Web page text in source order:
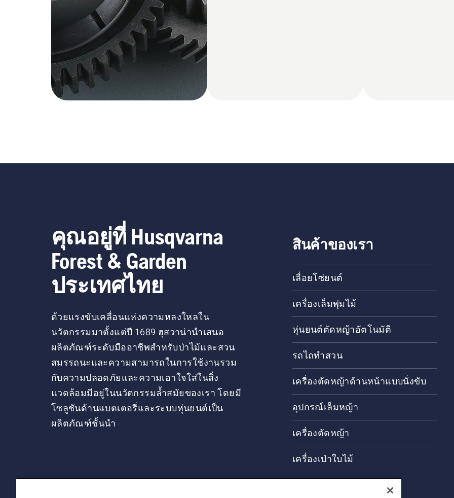
คุณอยู่ที่ Husqvarna
Forest & Garden
ประเทศไทย
ด้วยแรงขับเคลื่อนแห่งความหลงใหลใน
นวัตกรรมมาตั้งแต่ปี 1689 ฮุสวาน่านำเสนอ
ผลิตภัณฑ์ระดับมืออาชีพสำหรับป่าไม้และสวน
สมรรถนะและความสามารถในการใช้งานรวม
กับความปลอดภัยและความเอาใจใส่ในสิ่ง
แวดล้อมมีอยู่ในนวัตกรรมล้ำสมัยของเรา โดยมี
โซลูชันด้านแบตเตอรี่และระบบหุ่นยนต์เป็น
ผลิตภัณฑ์ชั้นนำ
สินค้าของเรา
เลื่อยโซ่ยนต์
เครื่องเล็มพุ่มไม้
หุ่นยนต์ตัดหญ้าอัตโนมัติ
รถไถทำสวน
เครื่องตัดหญ้าด้านหน้าแบบนั่งขับ
อุปกรณ์เล็มหญ้า
เครื่องตัดหญ้า
เครื่องเป่าใบไม้